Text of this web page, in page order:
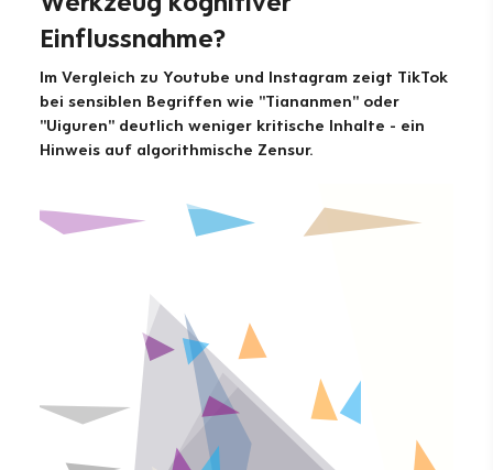
Einflussnahme?
Im Vergleich zu Youtube und Instagram zeigt TikTok
bei sensiblen Begriffen wie "Tiananmen" oder
"Uiguren" deutlich weniger kritische Inhalte - ein
Hinweis auf algorithmische Zensur.